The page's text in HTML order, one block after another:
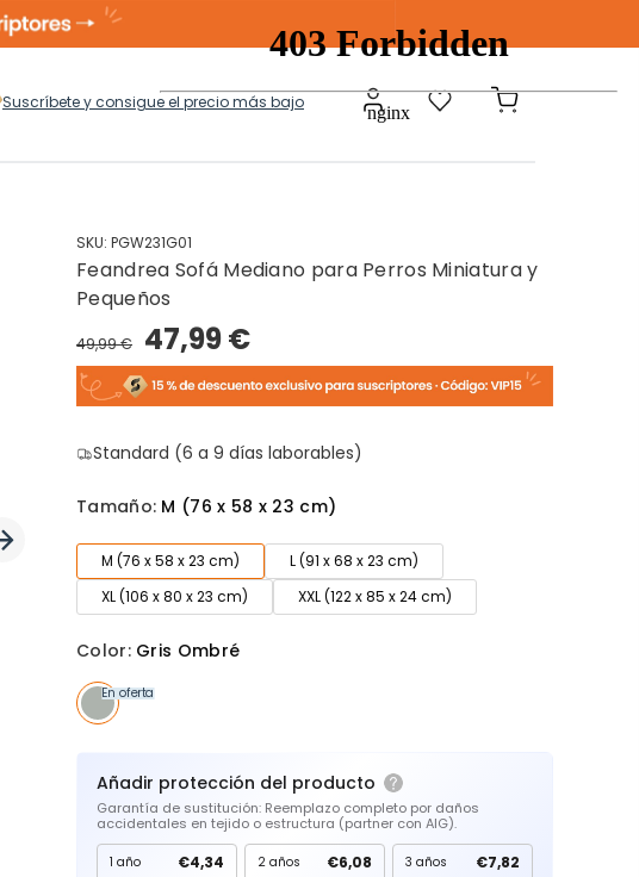
Suscríbete y consigue el precio más bajo
Ropa Modulares
Cestos Ropa Sucia Baules Ottoman
SKU: PGW231G01
Feandrea Sofá Mediano para Perros Miniatura y
Pequeños
49,99 € 47,99 €
Standard (6 a 9 días laborables)
Tamaño: M (76 x 58 x 23 cm)
M (76 x 58 x 23 cm)
L (91 x 68 x 23 cm)
XL (106 x 80 x 23 cm)
XXL (122 x 85 x 24 cm)
Color: Gris Ombré
En oferta
Añadir protección del producto
Garantía de sustitución: Reemplazo completo por daños
accidentales en tejido o estructura (partner con AIG).
1 año €4,34 2 años €6,08 3 años €7,82